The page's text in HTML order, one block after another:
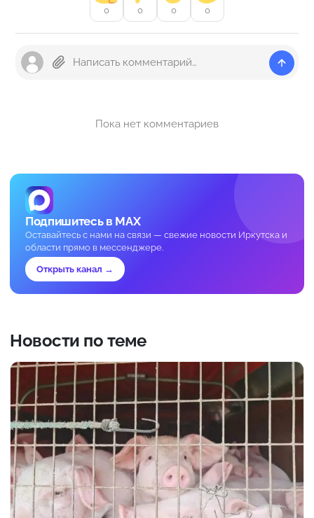
0 0 0 0
Пока нет комментариев
Подпишитесь в MAX
Оставайтесь с нами на связи — свежие новости Иркутска и
области прямо в мессенджере.
Открыть канал →
Новости по теме